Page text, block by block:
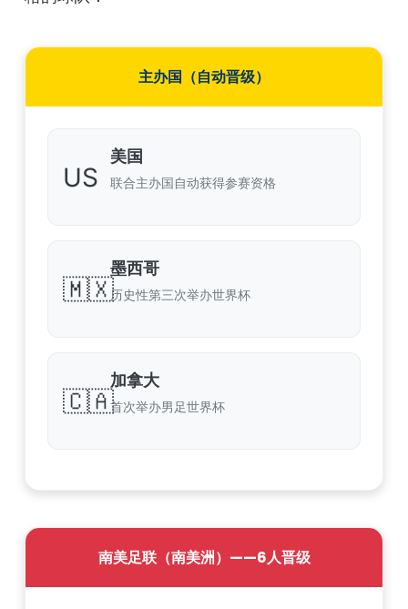
主办国（自动晋级）
US
美国
联合主办国自动获得参赛资格
🇲🇽
墨西哥
历史性第三次举办世界杯
🇨🇦
加拿大
首次举办男足世界杯
南美足联（南美洲）——6人晋级